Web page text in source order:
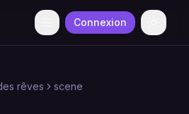
Menu Connexion
rêves scene